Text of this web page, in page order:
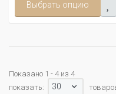
Выбрать опцию
Показано 1 - 4 из 4
показать:
30